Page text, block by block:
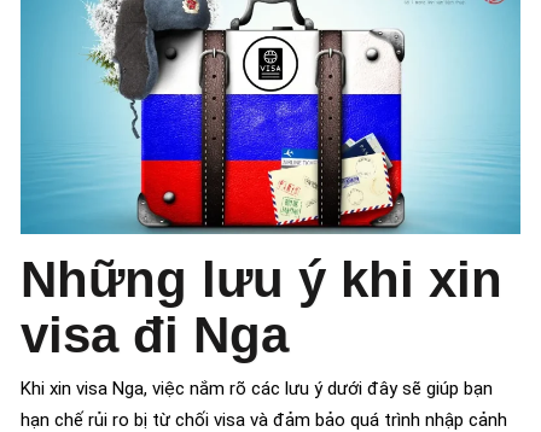
Những lưu ý khi xin
visa đi Nga
Khi xin visa Nga, việc nắm rõ các lưu ý dưới đây sẽ giúp bạn
hạn chế rủi ro bị từ chối visa và đảm bảo quá trình nhập cảnh